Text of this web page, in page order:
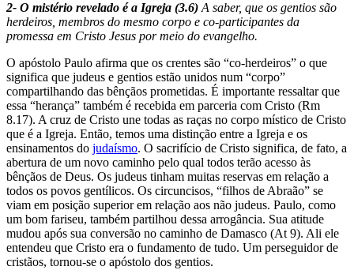
2- O mistério revelado é a Igreja (3.6) A saber, que os gentios são
herdeiros, membros do mesmo corpo e co-participantes da
promessa em Cristo Jesus por meio do evangelho.
O apóstolo Paulo afirma que os crentes são “co-herdeiros” o que
significa que judeus e gentios estão unidos num “corpo”
compartilhando das bênçãos prometidas. É importante ressaltar que
essa “herança” também é recebida em parceria com Cristo (Rm
8.17). A cruz de Cristo une todas as raças no corpo místico de Cristo
que é a Igreja. Então, temos uma distinção entre a Igreja e os
ensinamentos do judaísmo. O sacrifício de Cristo significa, de fato, a
abertura de um novo caminho pelo qual todos terão acesso às
bênçãos de Deus. Os judeus tinham muitas reservas em relação a
todos os povos gentílicos. Os circuncisos, “filhos de Abraão” se
viam em posição superior em relação aos não judeus. Paulo, como
um bom fariseu, também partilhou dessa arrogância. Sua atitude
mudou após sua conversão no caminho de Damasco (At 9). Ali ele
entendeu que Cristo era o fundamento de tudo. Um perseguidor de
cristãos, tornou-se o apóstolo dos gentios.